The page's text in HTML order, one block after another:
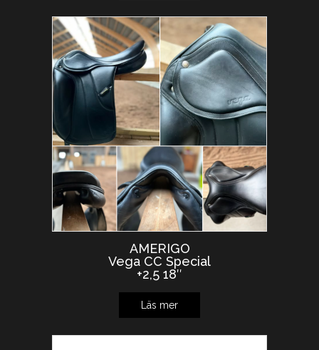
AMERIGO
Vega CC Special
+2,5 18″
Läs mer